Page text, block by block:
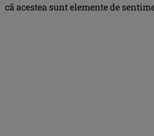
că acestea sunt elemente de